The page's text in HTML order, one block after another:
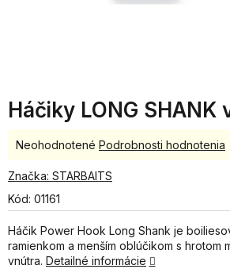
Háčiky LONG SHANK
Kód: 01161
Háčik Power Hook Long Shank je
ramienkom a menším oblúčikom s hrotom
vnútra. Detailné informácie
Priemerné
produktu
0,0
5
hviezdičiek.
Neohodnotené Podrobnosti hodnotenia
Značka: STARBAITS